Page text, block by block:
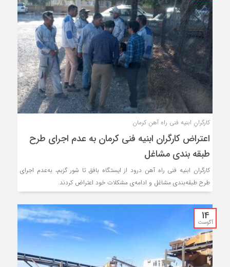
کارگرانِ ابنیه فنی راه آهن کرمان
اعتراض کارگران ابنیه فنی کرمان به عدم اجرای طرح
طبقه بندی مشاغل
کارگران ابنیه فنی راه آهن درود از ایستگاه بافق تا شور گزبم، به‌عدم اجرای
طرح طبقه‌بندی مشاغل و ادامه‌ی مشکلات خود اعتراض کردند.
14
آگوست